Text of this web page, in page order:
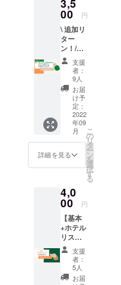
クサー
ビス
券) に
なりま
す。 そ
れぞれ
の限定
数や割
引額は
本文を
ご参照
くださ
い。 ま
た参加
ホテル
も増え
る可能
ざいま
すの
で、そ
の都度
活動報
告でお
知らせ
しま
す。 雑
誌を読
んで、
ように
ホテル
周辺の
観光地
なども
掲載し
たデジ
タル版
(pdf形
式)をお
届けし
ます。
Folte.を
存分に
楽しみ
たい方
に！ ※
はプロ
ジェク
トペー
ジ本文
をご確
認くだ
さい
旅行先
でも気
軽に楽
しめる
ように
ホテル
周辺の
観光地
なども
掲載し
たデジ
タル版
(pdf形
式)をお
届けし
ます。
たい方
に！ ※
各リ
ターン
の詳細
はプロ
ジェク
トペー
ジ本文
をご確
3,5
00 円
\ 追加リ
ター
ン！/
【掲載
ホテル
から選
べる宿
泊割引
券or
サービ
ス券プ
ラン】
初めて
ご支援
くださ
る方は
割引券
orサー
ビス券
「の
み」プ
ラン】
でな
く、こ
ちらの
リター
支援
者：
9人
お届
け予
定：
2022
年09
月
詳細を見る
こ
の
リ
タ
ー
ン
を
選
択
す
る
4,0
00 円
【基本
+ホテル
リスト
プラ
ン！】
・ホテ
ルリス
支援
者：
5人
お届